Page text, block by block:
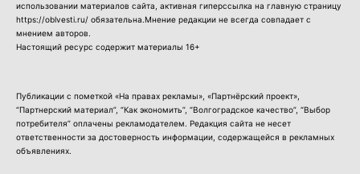
использовании материалов сайта, активная гиперссылка на главную страницу
https://oblvesti.ru/ обязательна.Мнение редакции не всегда совпадает с
мнением авторов.
Настоящий ресурс содержит материалы 16+
Публикации с пометкой «На правах рекламы», «Партнёрский проект»,
“Партнерский материал”, “Как экономить”, “Волгоградское качество”, “Выбор
потребителя” оплачены рекламодателем. Редакция сайта не несет
ответственности за достоверность информации, содержащейся в рекламных
объявлениях.